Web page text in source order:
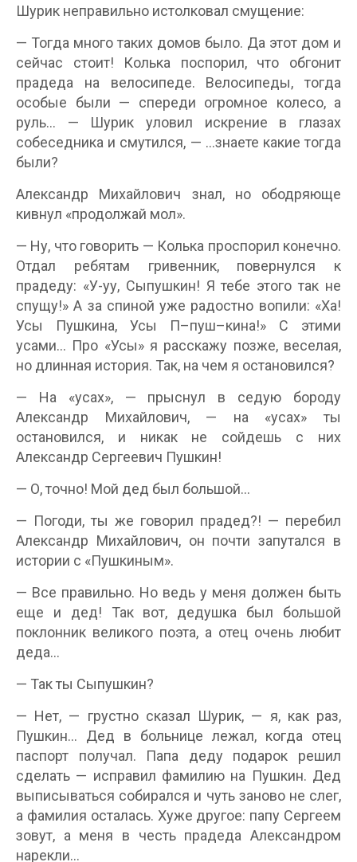
Шурик неправильно истолковал смущение:
— Тогда много таких домов было. Да этот дом и
сейчас стоит! Колька поспорил, что обгонит
прадеда на велосипеде. Велосипеды, тогда
особые были — спереди огромное колесо, а
руль… — Шурик уловил искрение в глазах
собеседника и смутился, — …знаете какие тогда
были?
Александр Михайлович знал, но ободряюще
кивнул «продолжай мол».
— Ну, что говорить — Колька проспорил конечно.
Отдал ребятам гривенник, повернулся к
прадеду: «У-уу, Сыпушкин! Я тебе этого так не
спущу!» А за спиной уже радостно вопили: «Ха!
Усы Пушкина, Усы П–пуш–кина!» С этими
усами… Про «Усы» я расскажу позже, веселая,
но длинная история. Так, на чем я остановился?
— На «усах», — прыснул в седую бороду
Александр Михайлович, — на «усах» ты
остановился, и никак не сойдешь с них
Александр Сергеевич Пушкин!
— О, точно! Мой дед был большой…
— Погоди, ты же говорил прадед?! — перебил
Александр Михайлович, он почти запутался в
истории с «Пушкиным».
— Все правильно. Но ведь у меня должен быть
еще и дед! Так вот, дедушка был большой
поклонник великого поэта, а отец очень любит
деда…
— Так ты Сыпушкин?
— Нет, — грустно сказал Шурик, — я, как раз,
Пушкин… Дед в больнице лежал, когда отец
паспорт получал. Папа деду подарок решил
сделать — исправил фамилию на Пушкин. Дед
выписываться собирался и чуть заново не слег,
а фамилия осталась. Хуже другое: папу Сергеем
зовут, а меня в честь прадеда Александром
нарекли…